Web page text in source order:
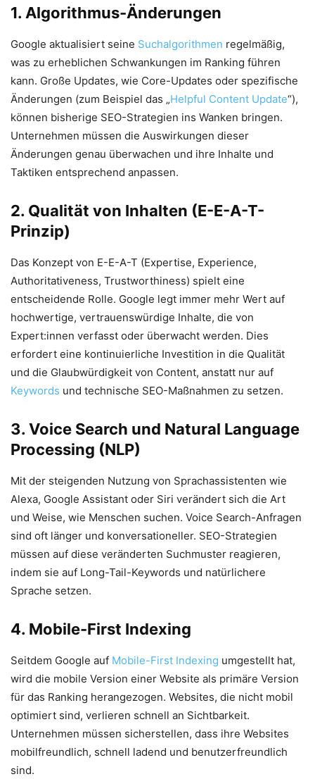
1. Algorithmus-Änderungen
Google aktualisiert seine Suchalgorithmen regelmäßig,
was zu erheblichen Schwankungen im Ranking führen
kann. Große Updates, wie Core-Updates oder spezifische
Änderungen (zum Beispiel das „Helpful Content Update“),
können bisherige SEO-Strategien ins Wanken bringen.
Unternehmen müssen die Auswirkungen dieser
Änderungen genau überwachen und ihre Inhalte und
Taktiken entsprechend anpassen.
2. Qualität von Inhalten (E-E-A-T-
Prinzip)
Das Konzept von E-E-A-T (Expertise, Experience,
Authoritativeness, Trustworthiness) spielt eine
entscheidende Rolle. Google legt immer mehr Wert auf
hochwertige, vertrauenswürdige Inhalte, die von
Expert:innen verfasst oder überwacht werden. Dies
erfordert eine kontinuierliche Investition in die Qualität
und die Glaubwürdigkeit von Content, anstatt nur auf
Keywords und technische SEO-Maßnahmen zu setzen.
3. Voice Search und Natural Language
Processing (NLP)
Mit der steigenden Nutzung von Sprachassistenten wie
Alexa, Google Assistant oder Siri verändert sich die Art
und Weise, wie Menschen suchen. Voice Search-Anfragen
sind oft länger und konversationeller. SEO-Strategien
müssen auf diese veränderten Suchmuster reagieren,
indem sie auf Long-Tail-Keywords und natürlichere
Sprache setzen.
4. Mobile-First Indexing
Seitdem Google auf Mobile-First Indexing umgestellt hat,
wird die mobile Version einer Website als primäre Version
für das Ranking herangezogen. Websites, die nicht mobil
optimiert sind, verlieren schnell an Sichtbarkeit.
Unternehmen müssen sicherstellen, dass ihre Websites
mobilfreundlich, schnell ladend und benutzerfreundlich
sind.